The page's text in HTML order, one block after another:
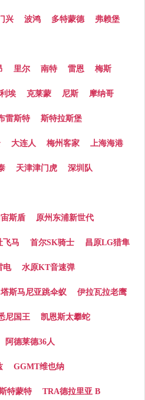
兴 波鸿 多特蒙德 弗赖堡
里尔 南特 雷恩 梅斯
埃 克莱蒙 尼斯 摩纳哥
雷斯特 斯特拉斯堡
大连人 梅州客家 上海海港
天津津门虎 深圳队
斯盾 原州东浦新世代
飞马 首尔SK骑士 昌原LG猎隼
电 水原KT音速弹
塔斯马尼亚跳伞蚁 伊拉瓦拉老鹰
尼国王 凯恩斯太攀蛇
阿德莱德36人
GGMT维也纳
特蒙特 TRA德拉里亚 B